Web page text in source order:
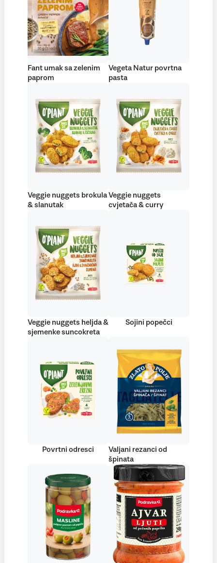
Fant umak sa zelenim
paprom
Vegeta Natur povrtna
pasta
Veggie nuggets brokula
& slanutak
Veggie nuggets
cvjetača & curry
Veggie nuggets heljda &
sjemenke suncokreta
Sojini popečci
Povrtni odresci
Valjani rezanci od
špinata